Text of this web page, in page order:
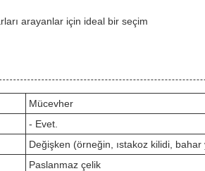
arayanlar için ideal bir seçim
Mücevher
- Evet.
Değişken (örneğin, ıstakoz kilidi, bahar
Paslanmaz çelik